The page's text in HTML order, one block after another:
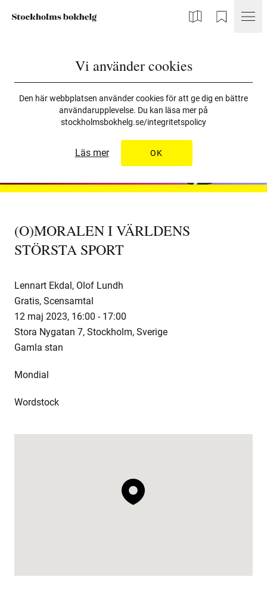
Karta Min Bokhelg
Slide to0 Slide to1
(O)MORALEN I VÄRLDENS
STÖRSTA SPORT
Lennart Ekdal, Olof Lundh
Gratis, Scensamtal
12 maj 2023, 16:00 - 17:00
Stora Nygatan 7, Stockholm, Sverige
Gamla stan
Mondial
Wordstock
Vi använder cookies
Den här webbplatsen använder cookies för att ge dig en bättre
användarupplevelse. Du kan läsa mer på
stockholmsbokhelg.se/integritetspolicy
Läs mer OK